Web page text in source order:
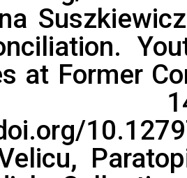
at Former